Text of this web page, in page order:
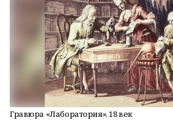
Гравюра «Лаборатория», 18 век